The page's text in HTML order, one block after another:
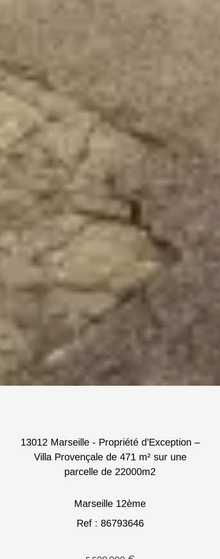
13012 Marseille - Propriété d’Exception –
Villa Provençale de 471 m² sur une
parcelle de 22000m2
Marseille 12ème
Ref : 86793646